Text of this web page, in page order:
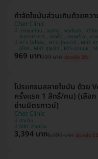
กำจัดไขมันส่วนเกินด้วยคว
Cher Clinic
บางขุนเทียน , จตุจักร , พระโขนง , ทวีวัฒนา , ประเวศ , ภาษีเจริญ , คันนายาว ,
สมุทรปราการ , บางซื่อ , ลาดพร้าว , บางนา , ราชเทวี , คลองเตย , ปทุมวัน ,
ลาดกระบัง , บางแค
BTS รัชโยธิน , BTS ปุณณวิถี , MRT เตาปูน , BTS บางนา , BTS อุดมสุข , BTS
969 บาท999 บาท ประหยัด 3%
โปรแกรมสลายไขมัน ด้วย
ครั้งแรก 1 สิทธิ์/คน) (เลือก
ย่านมิตรทาวน์)
Cher Clinic
ปทุมวัน
MRT สามย่าน
3,394 บาท6,999 บาท ประหยัด